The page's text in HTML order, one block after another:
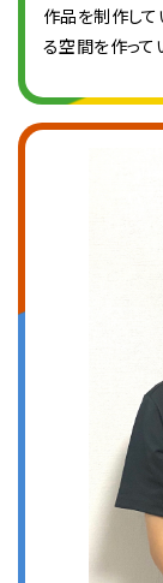
作品を制作して
る空間を作って